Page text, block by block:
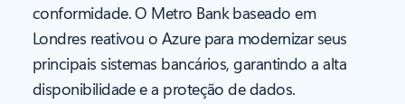
conformidade. O Metro Bank baseado em
Londres reativou o Azure para modernizar seus
principais sistemas bancários, garantindo a alta
disponibilidade e a proteção de dados.